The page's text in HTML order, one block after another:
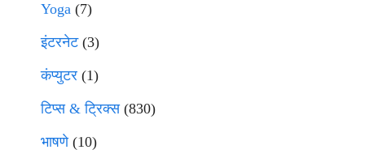
Yoga (7)
इंटरनेट(3)
कंप्युटर (1)
टिप्स & ट्रिक्स(830)
भाषणे(10)